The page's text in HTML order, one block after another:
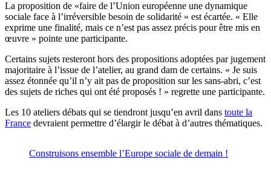
La proposition de «faire de l’Union européenne une dynamique
sociale face à l’irréversible besoin de solidarité » est écartée. « Elle
exprime une finalité, mais ce n’est pas assez précis pour être mis en
œuvre » pointe une participante.
Certains sujets resteront hors des propositions adoptées par jugement
majoritaire à l’issue de l’atelier, au grand dam de certains. « Je suis
assez étonnée qu’il n’y ait pas de proposition sur les sans-abri, c’est
des sujets de riches qui ont été proposés ! » regrette une participante.
Les 10 ateliers débats qui se tiendront jusqu’en avril dans toute la
France devraient permettre d’élargir le débat à d’autres thématiques.
Construisons ensemble l’Europe sociale de demain !